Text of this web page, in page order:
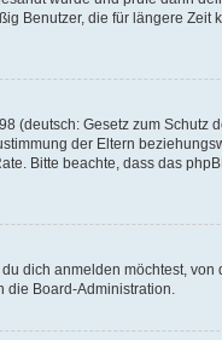
Benutzer, die für längere
(deutsch: Gesetz zum
der Eltern
Bitte beachte, dass das
dich anmelden möchtest,
Board-Administration.